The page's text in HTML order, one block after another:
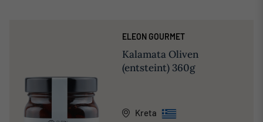
ELEON GOURMET
Kalamata Oliven
(entsteint) 360g
Kreta